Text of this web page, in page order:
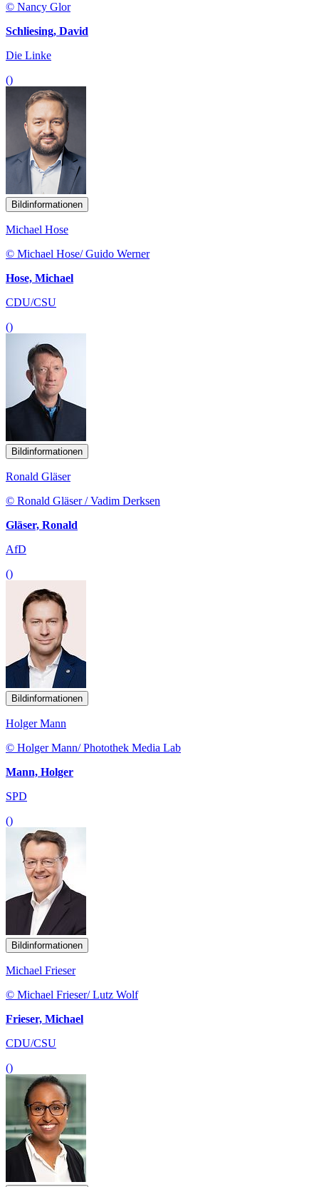
© Nancy Glor
Schliesing, David
Die Linke
()
Bildinformationen
Michael Hose
© Michael Hose/ Guido Werner
Hose, Michael
CDU/CSU
()
Bildinformationen
Ronald Gläser
© Ronald Gläser / Vadim Derksen
Gläser, Ronald
AfD
()
Bildinformationen
Holger Mann
© Holger Mann/ Photothek Media Lab
Mann, Holger
SPD
()
Bildinformationen
Michael Frieser
© Michael Frieser/ Lutz Wolf
Frieser, Michael
CDU/CSU
()